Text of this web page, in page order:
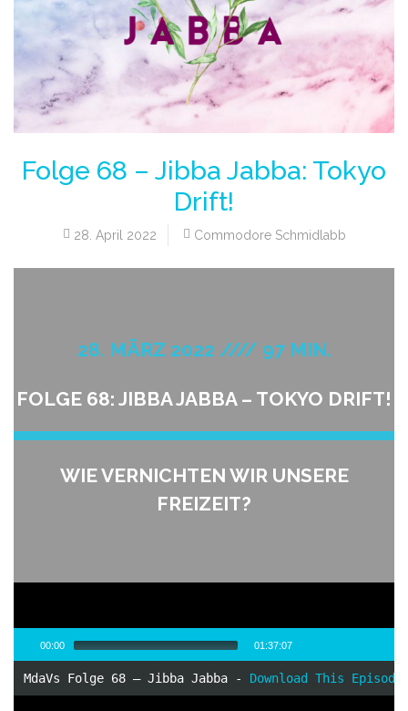
Folge 68 – Jibba Jabba: Tokyo
Drift!
28. April 2022 Commodore Schmidlabb
28. MÄRZ 2022 //// 97 MIN.
FOLGE 68: JIBBA JABBA – TOKYO DRIFT!
WIE VERNICHTEN WIR UNSERE
FREIZEIT?
00:00 01:37:07
00:00/ 97:07
MdaVs Folge 68 – Jibba Jabba - Download This Episode